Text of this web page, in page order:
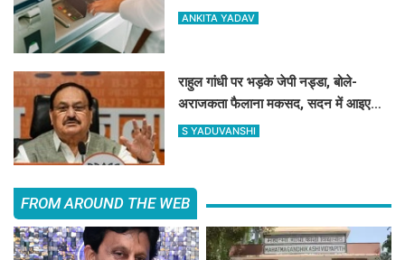
साइबर फ्रॉड का शिकार
ANKITA YADAV
राहुल गांधी पर भड़के जेपी नड्डा, बोले-
अराजकता फैलाना मकसद, सदन में आइए
मुंहतोड़ जवाब मिलेगा
S YADUVANSHI
FROM AROUND THE WEB